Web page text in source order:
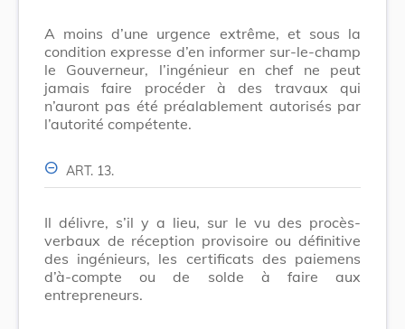
A moins d’une urgence extrême, et sous la
condition expresse d’en informer sur-le-champ
le Gouverneur, l’ingénieur en chef ne peut
jamais faire procéder à des travaux qui
n’auront pas été préalablement autorisés par
l’autorité compétente.
ART. 13.
Il délivre, s’il y a lieu, sur le vu des procès-
verbaux de réception provisoire ou définitive
des ingénieurs, les certificats des paiemens
d’à-compte ou de solde à faire aux
entrepreneurs.